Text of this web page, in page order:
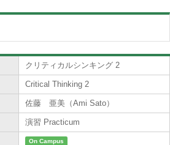
クリティカルシンキング 2
Critical Thinking 2
佐藤 亜美（Ami Sato）
演習 Practicum
On Campus